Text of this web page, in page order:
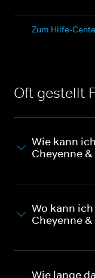
Zum Hilfe-
Oft gestellt
Wie kann
Cheyenne
Wo kann
Cheyenne
Wie lange